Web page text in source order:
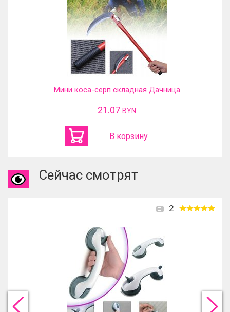
Мини коса-серп складная Дачница
21.07 BYN
В корзину
Сейчас смотрят
2